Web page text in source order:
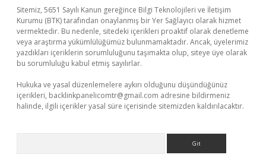
Sitemiz, 5651 Sayılı Kanun gereğince Bilgi Teknolojileri ve İletişim
Kurumu (BTK) tarafından onaylanmış bir Yer Sağlayıcı olarak hizmet
vermektedir. Bu nedenle, sitedeki içerikleri proaktif olarak denetleme
veya araştırma yükümlülüğümüz bulunmamaktadır. Ancak, üyelerimiz
yazdıkları içeriklerin sorumluluğunu taşımakta olup, siteye üye olarak
bu sorumluluğu kabul etmiş sayılırlar.
Hukuka ve yasal düzenlemelere aykırı olduğunu düşündüğünüz
içerikleri, backlinkpanelicomtr@gmail.com adresine bildirmeniz
halinde, ilgili içerikler yasal süre içerisinde sitemizden kaldırılacaktır.